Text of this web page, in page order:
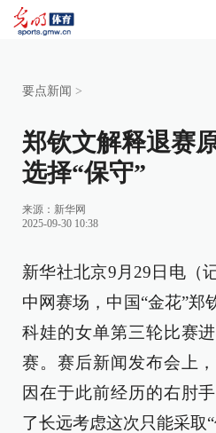
要点新闻 >
郑钦文解释退赛
选择“保守”
来源： 新华网
2025-09-30 10:38
新华社北京9月29日电（
中网赛场，中国“金花”郑
科娃的女单第三轮比赛
赛。赛后新闻发布会上
因在于此前经历的右肘
了长远考虑这次只能采取“